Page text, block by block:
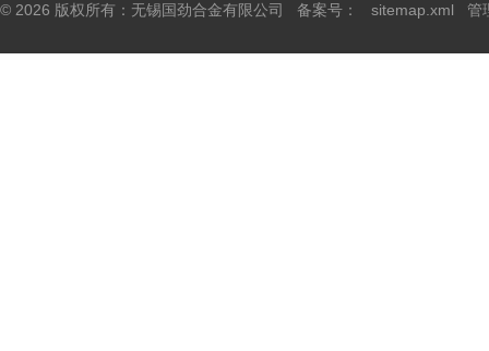
© 2026 版权所有：无锡国劲合金有限公司 备案号： sitemap.xml 管